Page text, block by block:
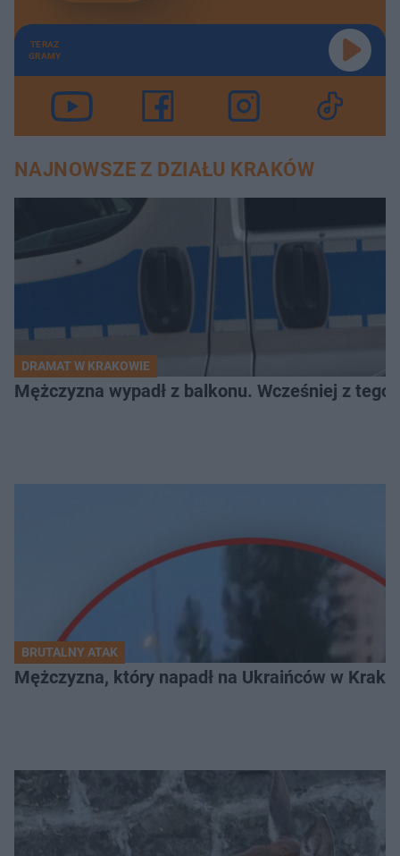
TERAZ
GRAMY
NAJNOWSZE Z DZIAŁU KRAKÓW
DRAMAT W KRAKOWIE
Mężczyzna wypadł z balkonu. Wcześniej z
BRUTALNY ATAK
Mężczyzna, który napadł na Ukraińców w